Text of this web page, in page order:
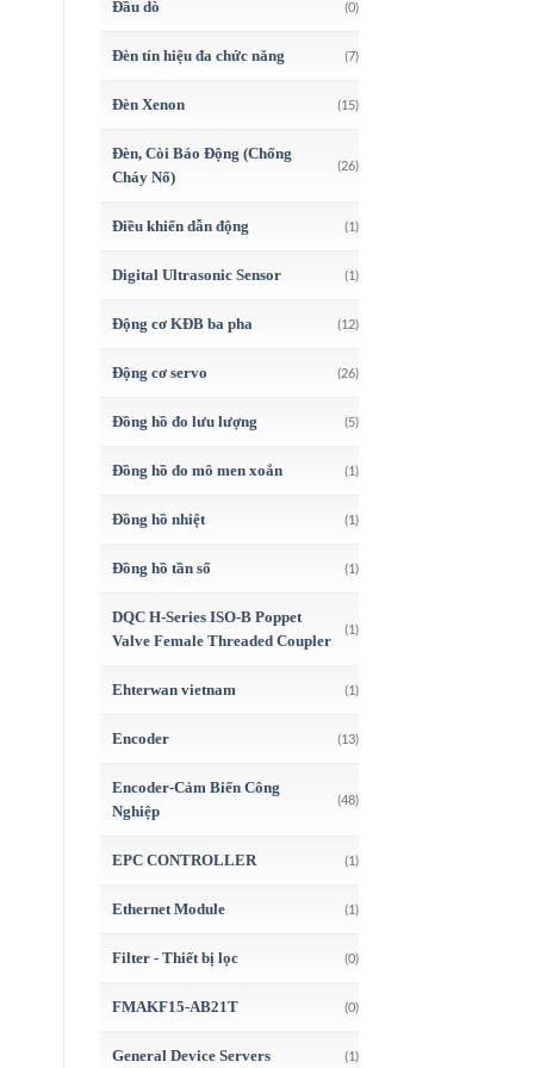
Đầu dò (0)
Đèn tín hiệu đa chức năng (7)
Đèn Xenon (15)
Đèn, Còi Báo Động (Chống
Cháy Nổ)
(26)
Điều khiển dẫn động (1)
Digital Ultrasonic Sensor (1)
Động cơ KĐB ba pha (12)
Động cơ servo (26)
Đồng hồ đo lưu lượng (5)
Đồng hồ đo mô men xoắn (1)
Đồng hồ nhiệt (1)
Đồng hồ tần số (1)
DQC H-Series ISO-B Poppet
Valve Female Threaded Coupler
(1)
Ehterwan vietnam (1)
Encoder (13)
Encoder-Cảm Biến Công
Nghiệp
(48)
EPC CONTROLLER (1)
Ethernet Module (1)
Filter - Thiết bị lọc (0)
FMAKF15-AB21T (0)
General Device Servers (1)